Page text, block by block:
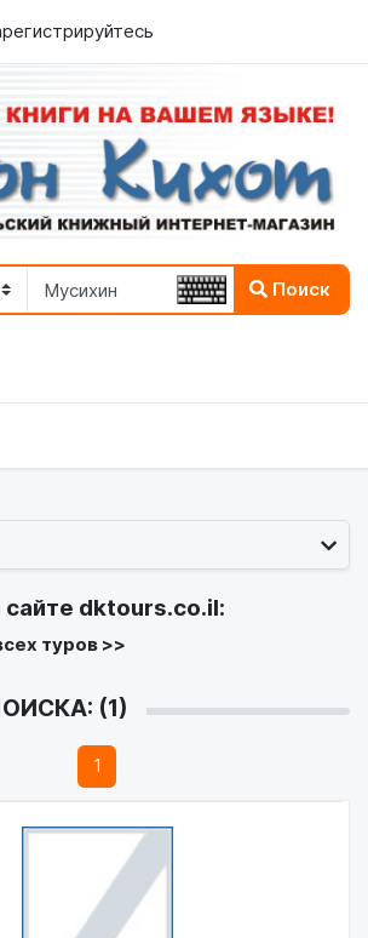
Поиск
dktours.co.il:
туров >>
(1)
1